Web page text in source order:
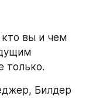
кто вы и чем
только.
Билдер